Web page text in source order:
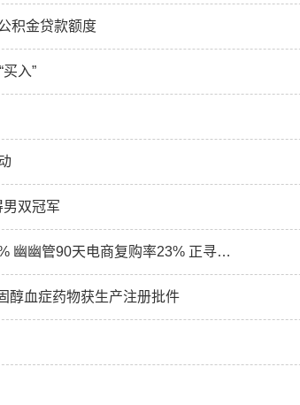
积金贷款额度
入”
双冠军
港股异动｜诺辉健康(06606)早盘持续走高涨超5% 幽幽管90天电商复购率23% 正寻求与更多电商平台合作
醇血症药物获生产注册批件